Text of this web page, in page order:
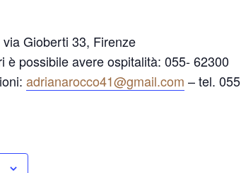
Gioberti 33, Firenze
è possibile avere ospitalità: 055- 62300
adrianarocco41@gmail.com – tel. 055